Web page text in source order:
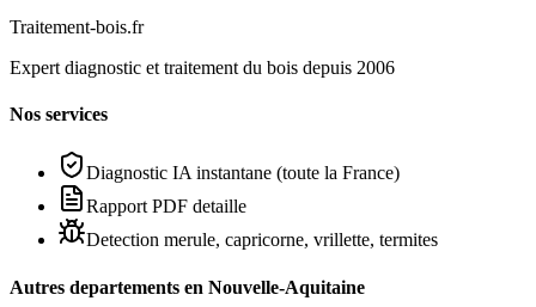
Traitement-bois.fr
Expert diagnostic et traitement du bois depuis 2006
Nos services
Diagnostic IA instantane (toute la France)
Rapport PDF detaille
Detection merule, capricorne, vrillette, termites
Autres departements en Nouvelle-Aquitaine